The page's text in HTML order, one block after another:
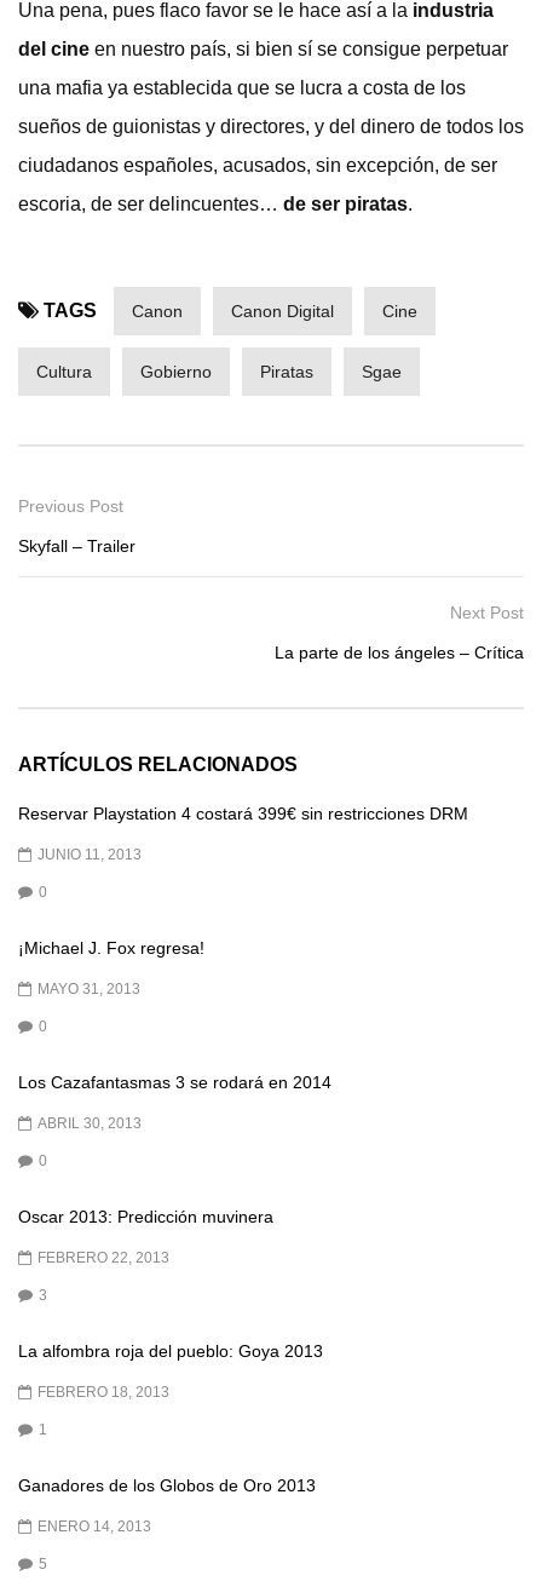
Una pena, pues flaco favor se le hace así a la industria
del cine en nuestro país, si bien sí se consigue perpetuar
una mafia ya establecida que se lucra a costa de los
sueños de guionistas y directores, y del dinero de todos los
ciudadanos españoles, acusados, sin excepción, de ser
escoria, de ser delincuentes… de ser piratas.
TAGS Canon Canon Digital Cine
Cultura Gobierno Piratas Sgae
Previous Post
Skyfall – Trailer
Next Post
La parte de los ángeles – Crítica
ARTÍCULOS RELACIONADOS
Reservar Playstation 4 costará 399€ sin restricciones DRM
JUNIO 11, 2013
0
¡Michael J. Fox regresa!
MAYO 31, 2013
0
Los Cazafantasmas 3 se rodará en 2014
ABRIL 30, 2013
0
Oscar 2013: Predicción muvinera
FEBRERO 22, 2013
3
La alfombra roja del pueblo: Goya 2013
FEBRERO 18, 2013
1
Ganadores de los Globos de Oro 2013
ENERO 14, 2013
5